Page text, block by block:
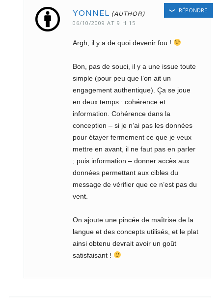
YONNEL
06/10/2009 AT 9 H 15
Argh, il y a de quoi devenir fou !
Bon, pas de souci, il y a une issue toute
simple (pour peu que l’on ait un
engagement authentique). Ça se joue
en deux temps : cohérence et
information. Cohérence dans la
conception – si je n’ai pas les données
pour étayer fermement ce que je veux
mettre en avant, il ne faut pas en parler
; puis information – donner accès aux
données permettant aux cibles du
message de vérifier que ce n’est pas du
vent.
On ajoute une pincée de maîtrise de la
langue et des concepts utilisés, et le plat
ainsi obtenu devrait avoir un goût
satisfaisant !
RÉPONDRE